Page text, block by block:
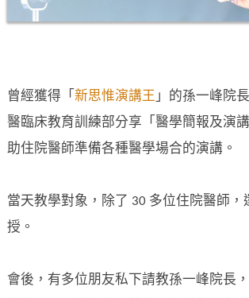
曾經獲得「 新思惟演講王 」的孫一峰院
醫臨床教育訓練部分享「醫學簡報及演
助住院醫師準備各種醫學場合的演講。
當天教學對象，除了 30 多位住院醫師
授。
會後，有多位朋友私下請教孫一峰院長